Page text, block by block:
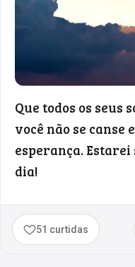
Que todos os seus
você não se canse
esperança. Estarei
dia!
51 curtidas